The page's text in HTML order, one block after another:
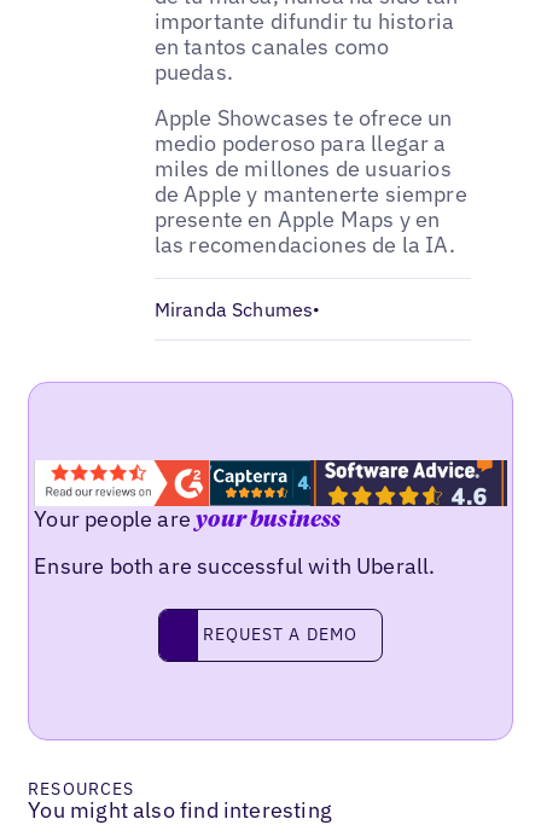
importante difundir tu historia
en tantos canales como
puedas.
Apple Showcases te ofrece un
medio poderoso para llegar a
miles de millones de usuarios
de Apple y mantenerte siempre
presente en Apple Maps y en
las recomendaciones de la IA.
Miranda Schumes•
Your people areyour business
Ensure both are successful with Uberall.
Request a demo
REQUEST A DEMO
RESOURCES
You might also find interesting